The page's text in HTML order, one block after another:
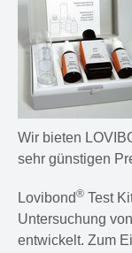
Wir bieten
sehr günstigen
Lovibond® Test
Untersuchung
entwickelt. Zum